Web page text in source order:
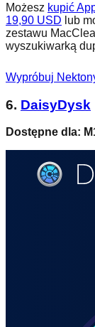
Możesz kupić
19,90 USD lub
zestawu
wyszukiwarką
Wypróbuj
6. DaisyDysk
Dostępne dla: